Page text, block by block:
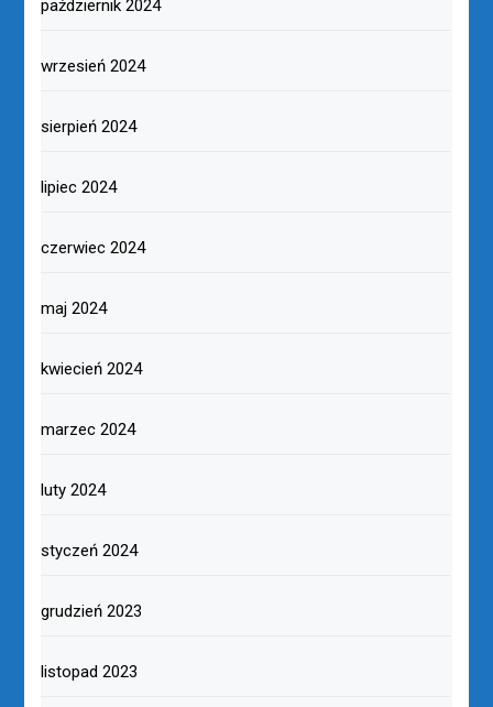
październik 2024
wrzesień 2024
sierpień 2024
lipiec 2024
czerwiec 2024
maj 2024
kwiecień 2024
marzec 2024
luty 2024
styczeń 2024
grudzień 2023
listopad 2023